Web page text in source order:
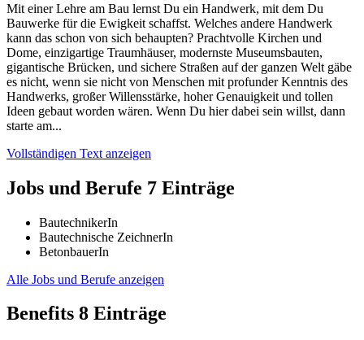
Mit einer Lehre am Bau lernst Du ein Handwerk, mit dem Du
Bauwerke für die Ewigkeit schaffst. Welches andere Handwerk
kann das schon von sich behaupten? Prachtvolle Kirchen und
Dome, einzigartige Traumhäuser, modernste Museumsbauten,
gigantische Brücken, und sichere Straßen auf der ganzen Welt gäbe
es nicht, wenn sie nicht von Menschen mit profunder Kenntnis des
Handwerks, großer Willensstärke, hoher Genauigkeit und tollen
Ideen gebaut worden wären. Wenn Du hier dabei sein willst, dann
starte am...
Vollständigen Text anzeigen
Jobs und Berufe 7 Einträge
BautechnikerIn
Bautechnische ZeichnerIn
BetonbauerIn
Alle Jobs und Berufe anzeigen
Benefits 8 Einträge